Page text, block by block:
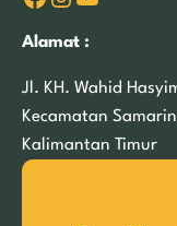
Alamat :
Jl. KH. Wahid
Kecamatan
Kalimantan Timur